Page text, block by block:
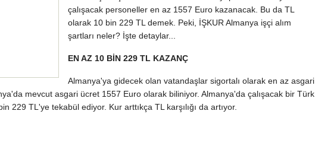
çalışacak personeller en az 1557 Euro kazanacak. Bu da TL
olarak 10 bin 229 TL demek. Peki, İŞKUR Almanya işçi alım
şartları neler? İşte detaylar...
EN AZ 10 BİN 229 TL KAZANÇ
Almanya'ya gidecek olan vatandaşlar sigortalı olarak en az asgari
mevcut asgari ücret 1557 Euro olarak biliniyor. Almanya'da çalışacak bir Türk
229 TL'ye tekabül ediyor. Kur arttıkça TL karşılığı da artıyor.